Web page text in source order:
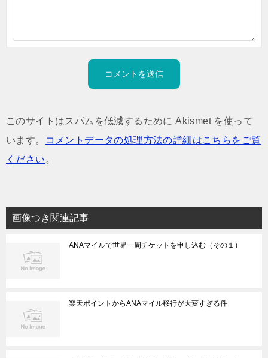
このサイトはスパムを低減するために Akismet を使って
います。
コメントデータの処理方法の詳細はこちらをご覧
ください 。
画像つき関連記事
ANAマイルで世界一周チケットを申し込む（その１）
楽天ポイントからANAマイル移行が大変すぎる件